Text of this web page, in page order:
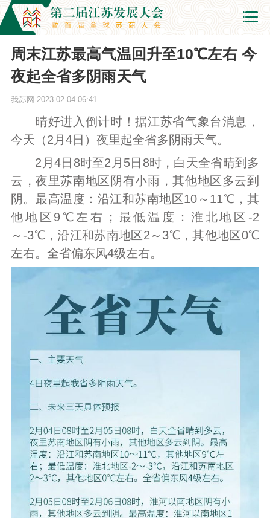
周末江苏最高气温回升至10℃左右 今
夜起全省多阴雨天气
我苏网 2023-02-04 06:41
晴好进入倒计时！据江苏省气象台消息，
今天（2月4日）夜里起全省多阴雨天气。
2月4日8时至2月5日8时，白天全省晴到多
云，夜里苏南地区阴有小雨，其他地区多云到
阴。最高温度：沿江和苏南地区10～11℃，其
他地区9℃左右；最低温度：淮北地区-2
～-3℃，沿江和苏南地区2～3℃，其他地区0℃
左右。全省偏东风4级左右。 ​​​